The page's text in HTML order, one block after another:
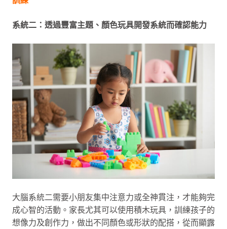
系統二：透過豐富主題、顏色玩具開發系統而確認能力
大腦系統二需要小朋友集中注意力或全神貫注，才能夠完
成心智的活動。家長尤其可以使用積木玩具，訓練孩子的
想像力及創作力，做出不同顏色或形狀的配搭，從而顯露